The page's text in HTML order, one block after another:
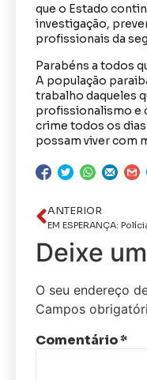
que o Estado
investigação,
profissionais da
Parabéns a todos
A população
trabalho daqueles
profissionalismo e
crime todos os
possam viver com
ANTERIOR
Deixe
O seu endereço
Campos
Comentário*